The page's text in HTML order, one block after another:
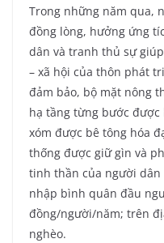
Trong những năm qua,
đồng lòng, hưởng ứng
dân và tranh thủ sự
– xã hội của thôn phát
đảm bảo, bộ mặt nông
hạ tầng từng bước
xóm được bê tông hóa
thống được giữ gìn và
tinh thần của người dân
nhập bình quân đầu
đồng/người/năm; trên
nghèo.